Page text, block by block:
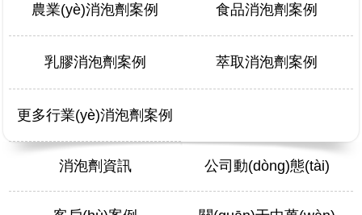
農業(yè)消泡劑案例 食品消泡劑案例
乳膠消泡劑案例 萃取消泡劑案例
更多行業(yè)消泡劑案例
消泡劑資訊 公司動(dòng)態(tài)